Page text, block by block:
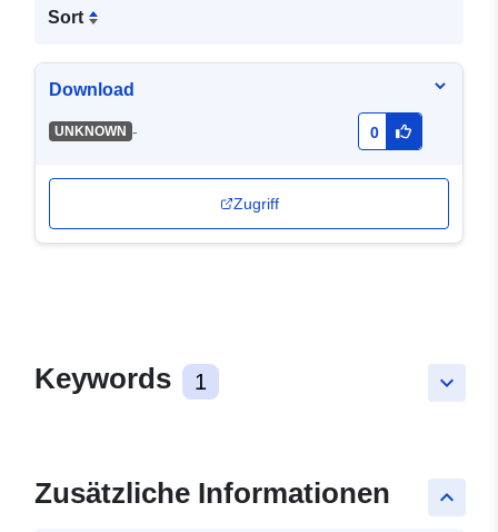
Sort
Download
UNKNOWN - 0
Zugriff
keyboard_arrow_down
Keywords 1
keyboard_arrow_up
Zusätzliche Informationen